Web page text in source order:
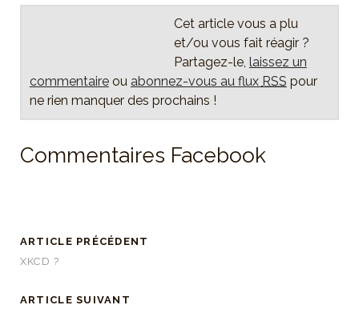
Cet article vous a plu
et/ou vous fait réagir ?
Partagez-le, laissez un
commentaireou abonnez-vous au flux RSS pour
ne rien manquer des prochains !
Commentaires Facebook
ARTICLE PRÉCÉDENT
XKCD ?
ARTICLE SUIVANT